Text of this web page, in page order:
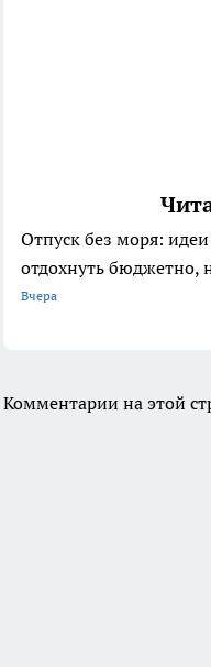
Отпуск без моря:
отдохнуть бюджетно,
Вчера
Комментарии на этой